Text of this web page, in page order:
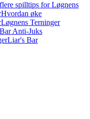
spilltips for Løgnens
Hvordan øke
Løgnens Terninger
Anti-Juks
Liar's Bar